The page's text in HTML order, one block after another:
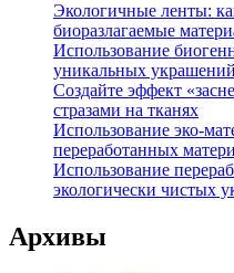
Экологичные ленты:
биоразлагаемые
Использование
уникальных
Создайте эффект
стразами на тканях
Использование эко-
переработанных
Использование
экологически чистых
Архивы